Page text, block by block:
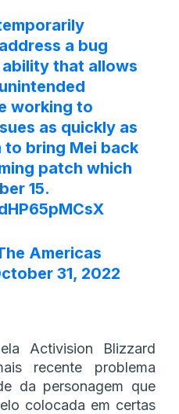
a bug
that allows
working to
as quickly as
to bring Mei back
patch which
15.
Americas
31, 2022
Activision Blizzard
recente problema
da personagem que
colocada em certas